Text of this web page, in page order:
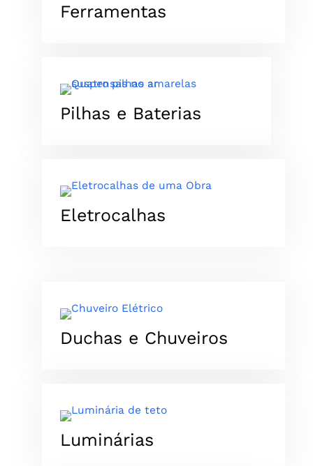
Ferramentas
Pilhas e Baterias
Eletrocalhas
Duchas e Chuveiros
Luminárias